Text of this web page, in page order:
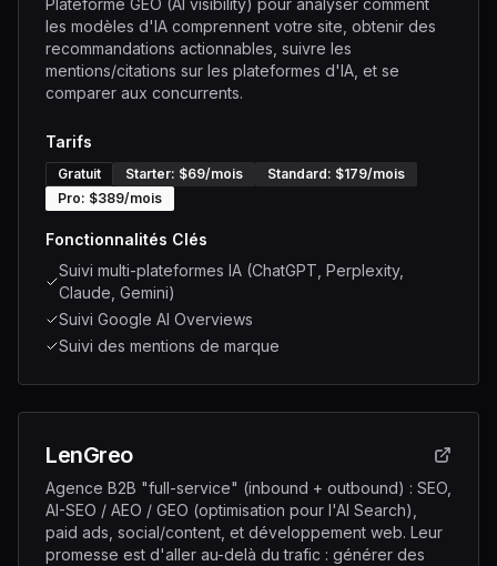
Plateforme GEO (AI visibility) pour analyser comment
les modèles d'IA comprennent votre site, obtenir des
recommandations actionnables, suivre les
mentions/citations sur les plateformes d'IA, et se
comparer aux concurrents.
Tarifs
Gratuit Starter: $69/mois Standard: $179/mois
Pro: $389/mois
Fonctionnalités Clés
Suivi multi-plateformes IA (ChatGPT, Perplexity,
Claude, Gemini)
Suivi Google AI Overviews
Suivi des mentions de marque
LenGreo
Agence B2B "full-service" (inbound + outbound) : SEO,
AI-SEO / AEO / GEO (optimisation pour l'AI Search),
paid ads, social/content, et développement web. Leur
promesse est d'aller au-delà du trafic : générer des